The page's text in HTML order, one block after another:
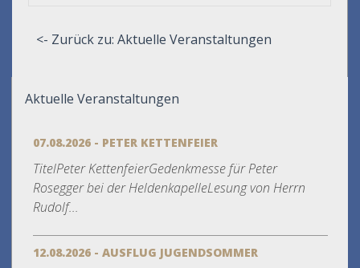
<- Zurück zu: Aktuelle Veranstaltungen
Aktuelle Veranstaltungen
07.08.2026 - PETER KETTENFEIER
TitelPeter KettenfeierGedenkmesse für Peter
Rosegger bei der HeldenkapelleLesung von Herrn
Rudolf...
12.08.2026 - AUSFLUG JUGENDSOMMER